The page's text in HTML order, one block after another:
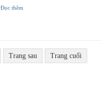
Đọc thêm
Trang sau Trang cuối